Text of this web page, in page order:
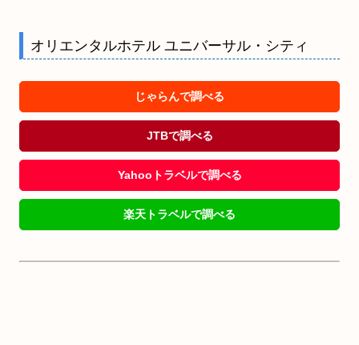
オリエンタルホテル ユニバーサル・シティ
じゃらんで調べる
JTBで調べる
Yahooトラベルで調べる
楽天トラベルで調べる